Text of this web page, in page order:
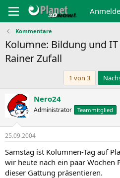
Kommentare
Kolumne: Bildung und
Rainer Zufall
1 von 3
Nero24
Administrator Teammitglied
25.09.2004
Samstag ist Kolumnen-Tag auf
wir heute nach ein paar Wochen
dieser Gattung präsentieren.